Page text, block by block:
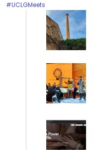
#UCLGMeets